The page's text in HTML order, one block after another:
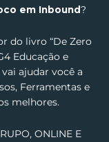
em Inbound?
do livro “De Zero
Educação e
ajudar você a
Ferramentas e
melhores.
ONLINE E